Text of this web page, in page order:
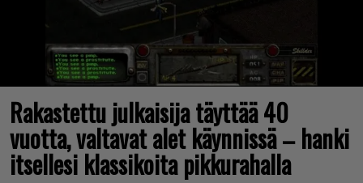
Rakastettu julkaisija täyttää 40
vuotta, valtavat alet käynnissä – hanki
itsellesi klassikoita pikkurahalla